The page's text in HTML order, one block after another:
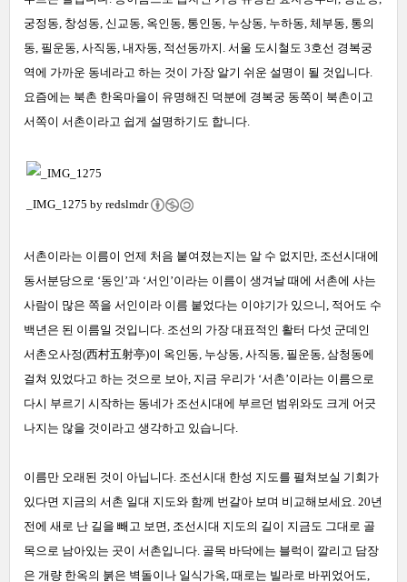
궁정동, 창성동, 신교동, 옥인동, 통인동, 누상동, 누하동, 체부동, 통의
동, 필운동, 사직동, 내자동, 적선동까지. 서울 도시철도 3호선 경복궁
역에 가까운 동네라고 하는 것이 가장 알기 쉬운 설명이 될 것입니다.
요즘에는 북촌 한옥마을이 유명해진 덕분에 경복궁 동쪽이 북촌이고
서쪽이 서촌이라고 쉽게 설명하기도 합니다.
_IMG_1275 by redslmdr
서촌이라는 이름이 언제 처음 붙여졌는지는 알 수 없지만, 조선시대에
동서분당으로 ‘동인’과 ‘서인’이라는 이름이 생겨날 때에 서촌에 사는
사람이 많은 쪽을 서인이라 이름 붙었다는 이야기가 있으니, 적어도 수
백년은 된 이름일 것입니다. 조선의 가장 대표적인 활터 다섯 군데인
서촌오사정(西村五射亭)이 옥인동, 누상동, 사직동, 필운동, 삼청동에
걸쳐 있었다고 하는 것으로 보아, 지금 우리가 ‘서촌’이라는 이름으로
다시 부르기 시작하는 동네가 조선시대에 부르던 범위와도 크게 어긋
나지는 않을 것이라고 생각하고 있습니다.
이름만 오래된 것이 아닙니다. 조선시대 한성 지도를 펼쳐보실 기회가
있다면 지금의 서촌 일대 지도와 함께 번갈아 보며 비교해보세요. 20년
전에 새로 난 길을 빼고 보면, 조선시대 지도의 길이 지금도 그대로 골
목으로 남아있는 곳이 서촌입니다. 골목 바닥에는 블럭이 깔리고 담장
은 개량 한옥의 붉은 벽돌이나 일식가옥, 때로는 빌라로 바뀌었어도,